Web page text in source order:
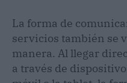
La forma de
servicios también se
manera. Al llegar
a través de